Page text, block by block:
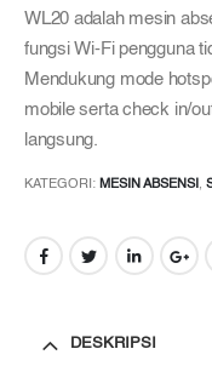
WL20 adalah mesin
fungsi Wi-Fi pengguna
Mendukung mode
mobile serta check in/
langsung.
KATEGORI: MESIN ABSENSI ,
DESKRIPSI